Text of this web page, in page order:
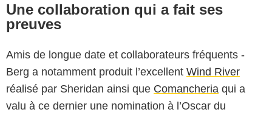
Une collaboration qui a fait ses
preuves
Amis de longue date et collaborateurs fréquents -
Berg a notamment produit l’excellent Wind River
réalisé par Sheridan ainsi que Comancheria qui a
valu à ce dernier une nomination à l’Oscar du